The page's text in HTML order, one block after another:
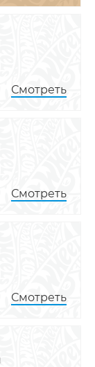
Смотреть
Смотреть
Смотреть